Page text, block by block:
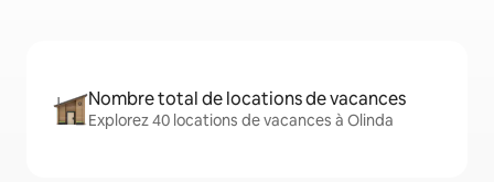
Nombre total de locations de vacances
Explorez 40 locations de vacances à Olinda